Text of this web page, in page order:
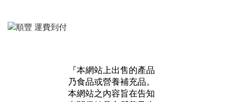
『本網站上出售的產品
乃食品或營養補充品。
本網站之內容旨在告知